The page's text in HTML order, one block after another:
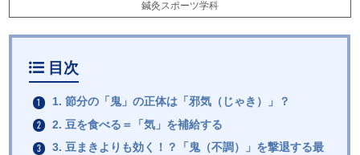
鍼灸スポーツ学科
目次
1. 節分の「鬼」の正体は「邪気（じゃき）」？
2. 豆を食べる＝「気」を補給する
3. 豆まきよりも効く！？「鬼（不調）」を撃退する最